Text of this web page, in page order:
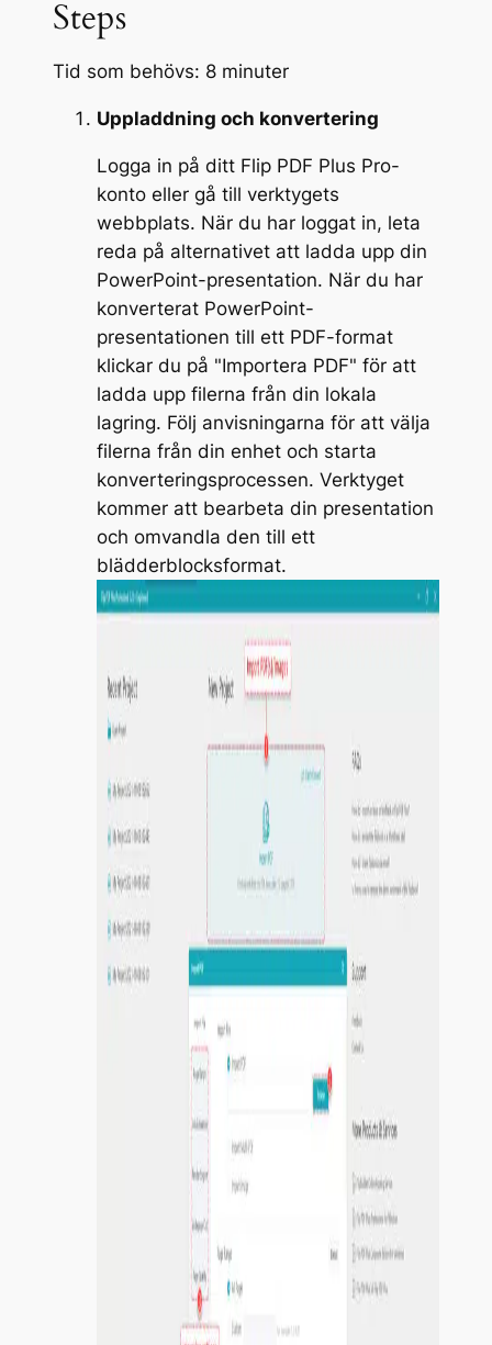
Steps
Tid som behövs: 8 minuter
Uppladdning och konvertering
Logga in på ditt Flip PDF Plus Pro-
konto eller gå till verktygets
webbplats. När du har loggat in, leta
reda på alternativet att ladda upp din
PowerPoint-presentation. När du har
konverterat PowerPoint-
presentationen till ett PDF-format
klickar du på "Importera PDF" för att
ladda upp filerna från din lokala
lagring. Följ anvisningarna för att välja
filerna från din enhet och starta
konverteringsprocessen. Verktyget
kommer att bearbeta din presentation
och omvandla den till ett
blädderblocksformat.